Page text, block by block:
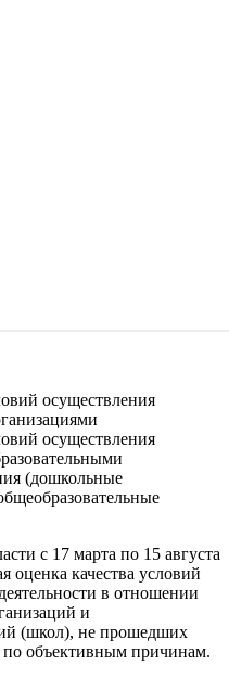
осуществления
осуществления
(дошкольные
с 17 марта по 15 августа
оценка качества условий
в отношении
и
(школ), не прошедших
объективным причинам.